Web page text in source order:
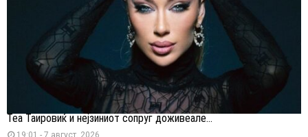
Теа Таировиќ и нејзиниот сопруг доживеале...
19:01 - 7 август, 2026